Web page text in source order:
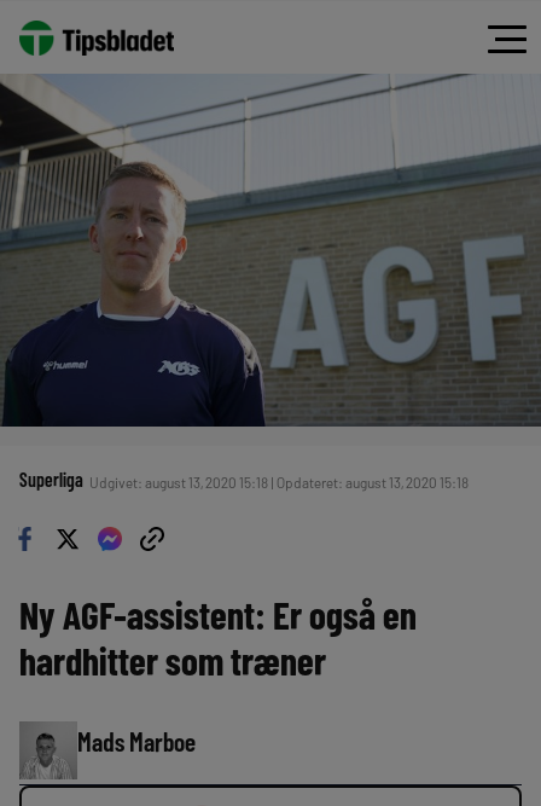
Superliga Udgivet: august 13, 2020 15:18 | Opdateret: august 13, 2020 15:18
Ny AGF-assistent: Er også en
hardhitter som træner
Mads Marboe